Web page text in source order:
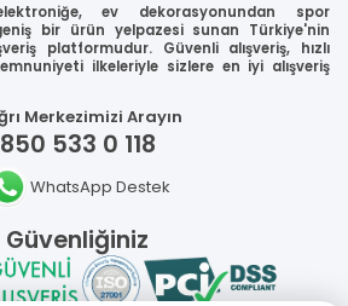
ev dekorasyonundan spor
bir ürün yelpazesi sunan Türkiye'nin
platformudur. Güvenli alışveriş, hızlı
ilkeleriyle sizlere en iyi alışveriş
Merkezimizi Arayın
533 0 118
WhatsApp Destek
Güvenliğiniz